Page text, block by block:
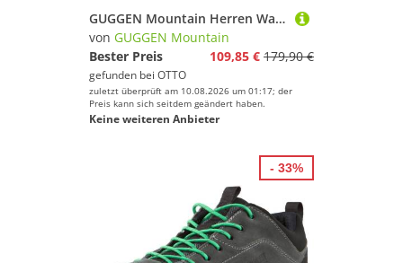
GUGGEN Mountain Herren Wanderstiefel Wanderschuh HPM55 Herrenwanderschuh Wanderschuh Wasserabweisend Verstärkte Schuhspitze
von GUGGEN Mountain
Bester Preis
109,85 € 179,90 €
gefunden bei OTTO
zuletzt überprüft am 10.08.2026 um 01:17; der
Preis kann sich seitdem geändert haben.
Keine weiteren Anbieter
- 33%